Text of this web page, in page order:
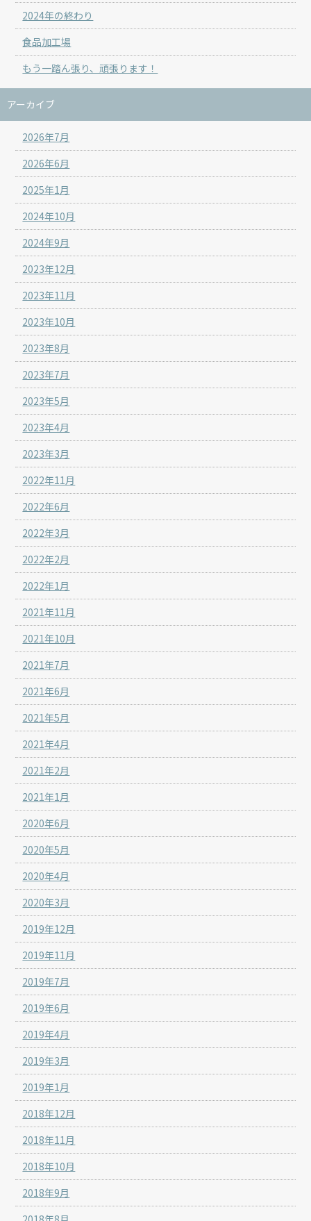
2024年の終わり
食品加工場
もう一踏ん張り、頑張ります！
アーカイブ
2026年7月
2026年6月
2025年1月
2024年10月
2024年9月
2023年12月
2023年11月
2023年10月
2023年8月
2023年7月
2023年5月
2023年4月
2023年3月
2022年11月
2022年6月
2022年3月
2022年2月
2022年1月
2021年11月
2021年10月
2021年7月
2021年6月
2021年5月
2021年4月
2021年2月
2021年1月
2020年6月
2020年5月
2020年4月
2020年3月
2019年12月
2019年11月
2019年7月
2019年6月
2019年4月
2019年3月
2019年1月
2018年12月
2018年11月
2018年10月
2018年9月